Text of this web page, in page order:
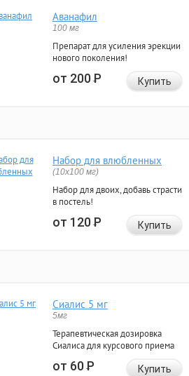
Аванафил
100 мг
Препарат для усиления эрекции
нового поколения!
от 200Р Купить
Набор для влюбленных
(10х100 мг)
Набор для двоих, добавь страсти
в постель!
от 120Р Купить
Сиалис 5 мг
5мг
Терапевтическая дозировка
Сиалиса для курсового приема
от 60Р Купить